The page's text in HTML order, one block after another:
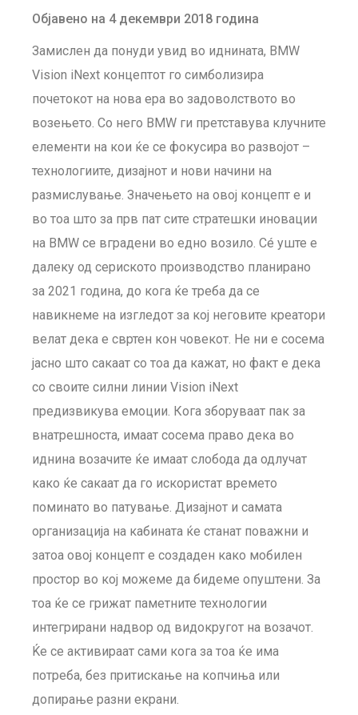
Објавено на 4 декември 2018 година
Замислен да понуди увид во иднината, BMW
Vision iNext концептот го симболизира
почетокот на нова ера во задоволството во
возењето. Со него BMW ги претставува клучните
елементи на кои ќе се фокусира во развојот –
технологиите, дизајнот и нови начини на
размислување. Значењето на овој концепт е и
во тоа што за прв пат сите стратешки иновации
на BMW се вградени во едно возило. Сé уште е
далеку од сериското производство планирано
за 2021 година, до кога ќе треба да се
навикнеме на изгледот за кој неговите креатори
велат дека е свртен кон човекот. Не ни е сосема
јасно што сакаат со тоа да кажат, но факт е дека
со своите силни линии Vision iNext
предизвикува емоции. Кога зборуваат пак за
внатрешноста, имаат сосема право дека во
иднина возачите ќе имаат слобода да одлучат
како ќе сакаат да го искористат времето
поминато во патување. Дизајнот и самата
организација на кабината ќе станат поважни и
затоа овој концепт е создаден како мобилен
простор во кој можеме да бидеме опуштени. За
тоа ќе се грижат паметните технологии
интегрирани надвор од видокругот на возачот.
Ќе се активираат сами кога за тоа ќе има
потреба, без притискање на копчиња или
допирање разни екрани.